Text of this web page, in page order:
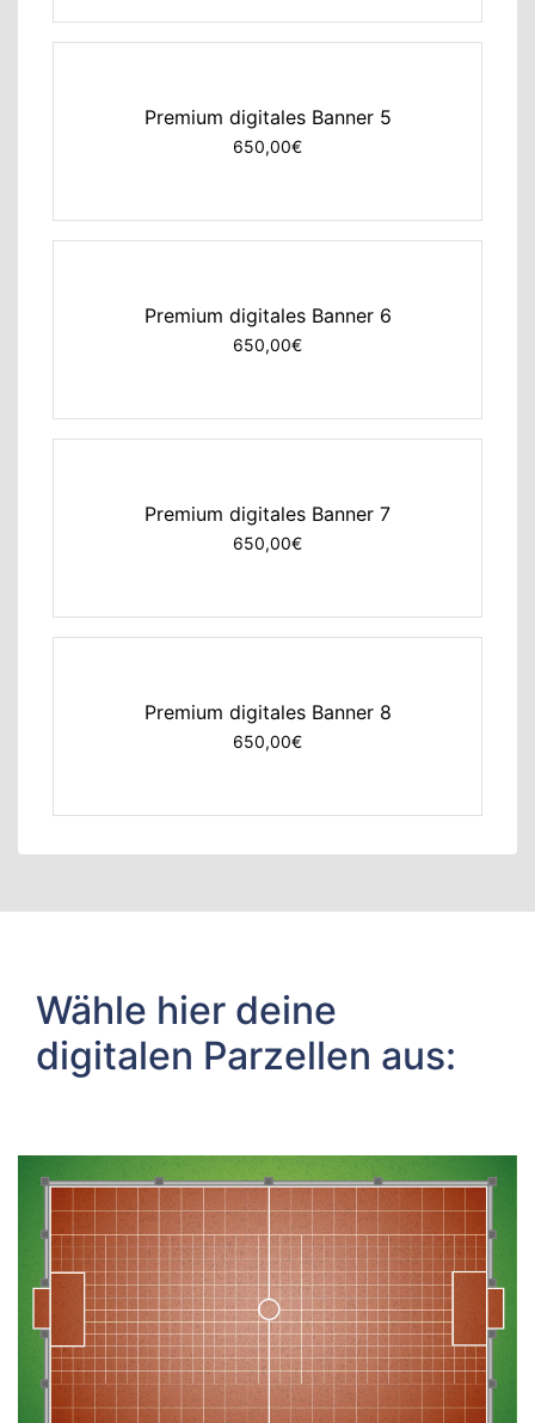
Premium digitales Banner 5
650,00€
Premium digitales Banner 6
650,00€
Premium digitales Banner 7
650,00€
Premium digitales Banner 8
650,00€
Wähle hier deine
digitalen Parzellen aus: